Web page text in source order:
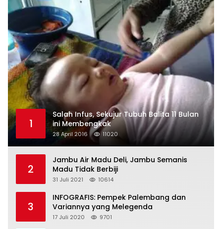
1
Salah Infus, Sekujur Tubuh Balita 11 Bulan
ini Membengkak
28 April 2016 11020
2
Jambu Air Madu Deli, Jambu Semanis
Madu Tidak Berbiji
31 Juli 2021 10614
3
INFOGRAFIS: Pempek Palembang dan
Variannya yang Melegenda
17 Juli 2020 9701